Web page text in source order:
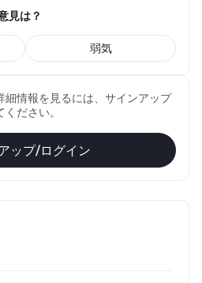
見は？
弱気
細情報を見るには、サインアップ
ださい。
ップ/ログイン